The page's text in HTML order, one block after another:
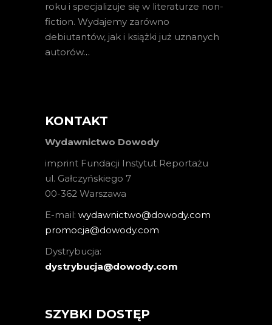
roku i specjalizuje się w literaturze non-
fiction. Wydajemy zarówno
debiutantów, jak i książki już uznanych
autorów…
KONTAKT
Wydawnictwo Dowody
imprint Fundacji Instytut Reportażu
ul. Gałczyńskiego 7
00-362 Warszawa
E-mail: wydawnictwo@dowody.com
promocja@dowody.com
Dystrybucja:
dystrybucja@dowody.com
SZYBKI DOSTĘP